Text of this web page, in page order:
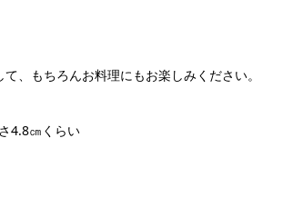
て、もちろんお料理にもお楽しみください。
4.8㎝くらい